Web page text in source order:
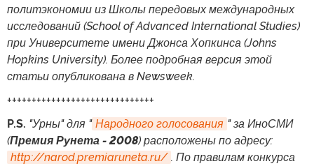
политэкономии из Школы передовых международных
исследований (School of Advanced International Studies)
при Университете имени Джонса Хопкинса (Johns
Hopkins University). Более подробная версия этой
статьи опубликована в Newsweek.
++++++++++++++++++++++++++++++
P.S. "Урны" для " Народного голосования " за ИноСМИ
(Премия Рунета - 2008) расположены по адресу:
http://narod.premiaruneta.ru/ . По правилам конкурса